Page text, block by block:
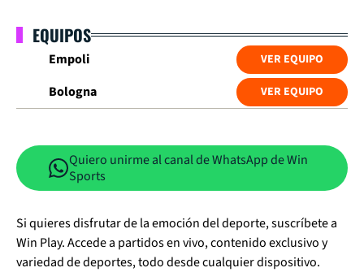
EQUIPOS
Empoli VER EQUIPO
Bologna VER EQUIPO
Quiero unirme al canal de WhatsApp de Win
Sports
Si quieres disfrutar de la emoción del deporte, suscríbete a
Win Play. Accede a partidos en vivo, contenido exclusivo y
variedad de deportes, todo desde cualquier dispositivo.